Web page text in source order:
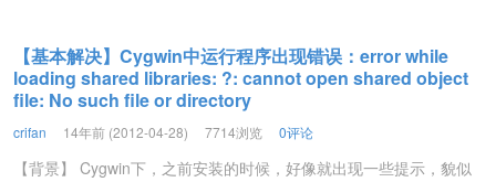
【基本解决】Cygwin中运行程序出现错误：error while
loading shared libraries: ?: cannot open shared object
file: No such file or directory
crifan 14年前 (2012-04-28) 7714浏览 0评论
【背景】 Cygwin下，之前安装的时候，好像就出现一些提示，貌似